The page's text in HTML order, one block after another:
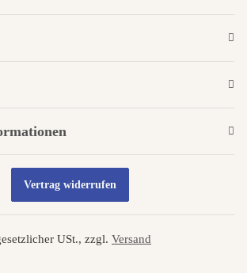
Vertrag widerrufen
USt., zzgl. Versand